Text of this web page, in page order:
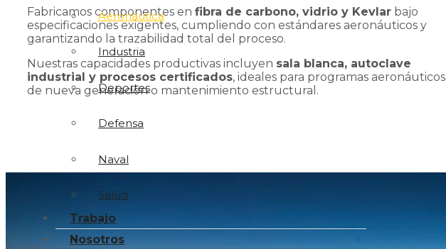
Aeronáutica
Industria
Deportes
Defensa
Naval
Salud
Trabajo
Nosotros
Fabricamos componentes en fibra de carbono, vidrio y Kevlar bajo
especificaciones exigentes, cumpliendo con estándares aeronáuticos y
garantizando la trazabilidad total del proceso.
Nuestras capacidades productivas incluyen sala blanca, autoclave
industrial y procesos certificados, ideales para programas aeronáuticos
de nueva generación o mantenimiento estructural.